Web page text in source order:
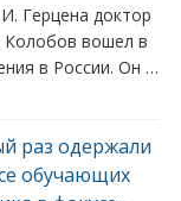
Герцена доктор
Колобов вошел в
в России. Он …
раз одержали
обучающих